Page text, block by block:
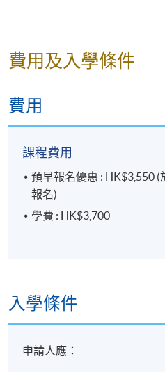
費用及入學條件
費用
課程費用
預早報名優惠 : HK$3,550
報名)
學費 : HK$3,700
入學條件
申請人應：